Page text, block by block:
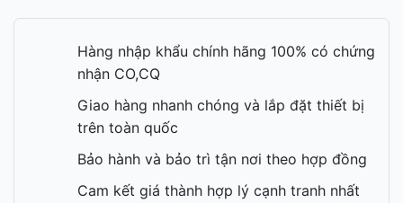
Hàng nhập khẩu chính hãng 100% có chứng
nhận CO,CQ
Giao hàng nhanh chóng và lắp đặt thiết bị
trên toàn quốc
Bảo hành và bảo trì tận nơi theo hợp đồng
Cam kết giá thành hợp lý cạnh tranh nhất